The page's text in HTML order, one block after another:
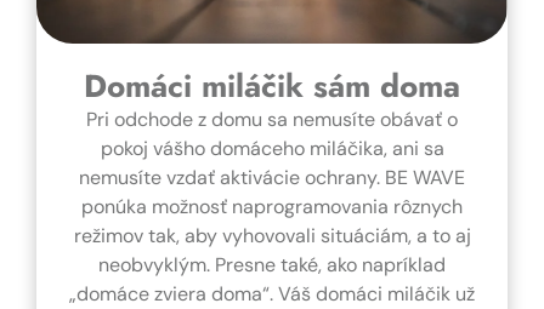
Domáci miláčik sám doma
Pri odchode z domu sa nemusíte obávať o
pokoj vášho domáceho miláčika, ani sa
nemusíte vzdať aktivácie ochrany. BE WAVE
ponúka možnosť naprogramovania rôznych
režimov tak, aby vyhovovali situáciám, a to aj
neobvyklým. Presne také, ako napríklad
„domáce zviera doma“. Váš domáci miláčik už